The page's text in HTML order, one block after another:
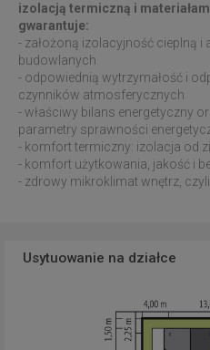
izolacją termiczną i
gwarantuje:
- założoną izolacyjność cieplną i
budowlanych
- odpowiednią wytrzymałość i
czynników atmosferycznych
- właściwy bilans energetyczny
parametry sprawności
- komfort termiczny: izolacja od
- komfort użytkowania, jakość i
- zdrowy mikroklimat wnętrz,
Usytuowanie na działce